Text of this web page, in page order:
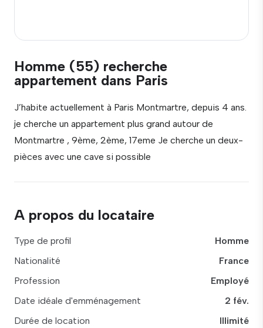
Homme (55) recherche
appartement dans Paris
J’habite actuellement à Paris Montmartre, depuis 4 ans.
je cherche un appartement plus grand autour de
Montmartre , 9ème, 2ème, 17eme Je cherche un deux-
pièces avec une cave si possible
A propos du locataire
Type de profil
Homme
Nationalité
France
Profession
Employé
Date idéale d'emménagement
2 fév.
Durée de location
Illimité